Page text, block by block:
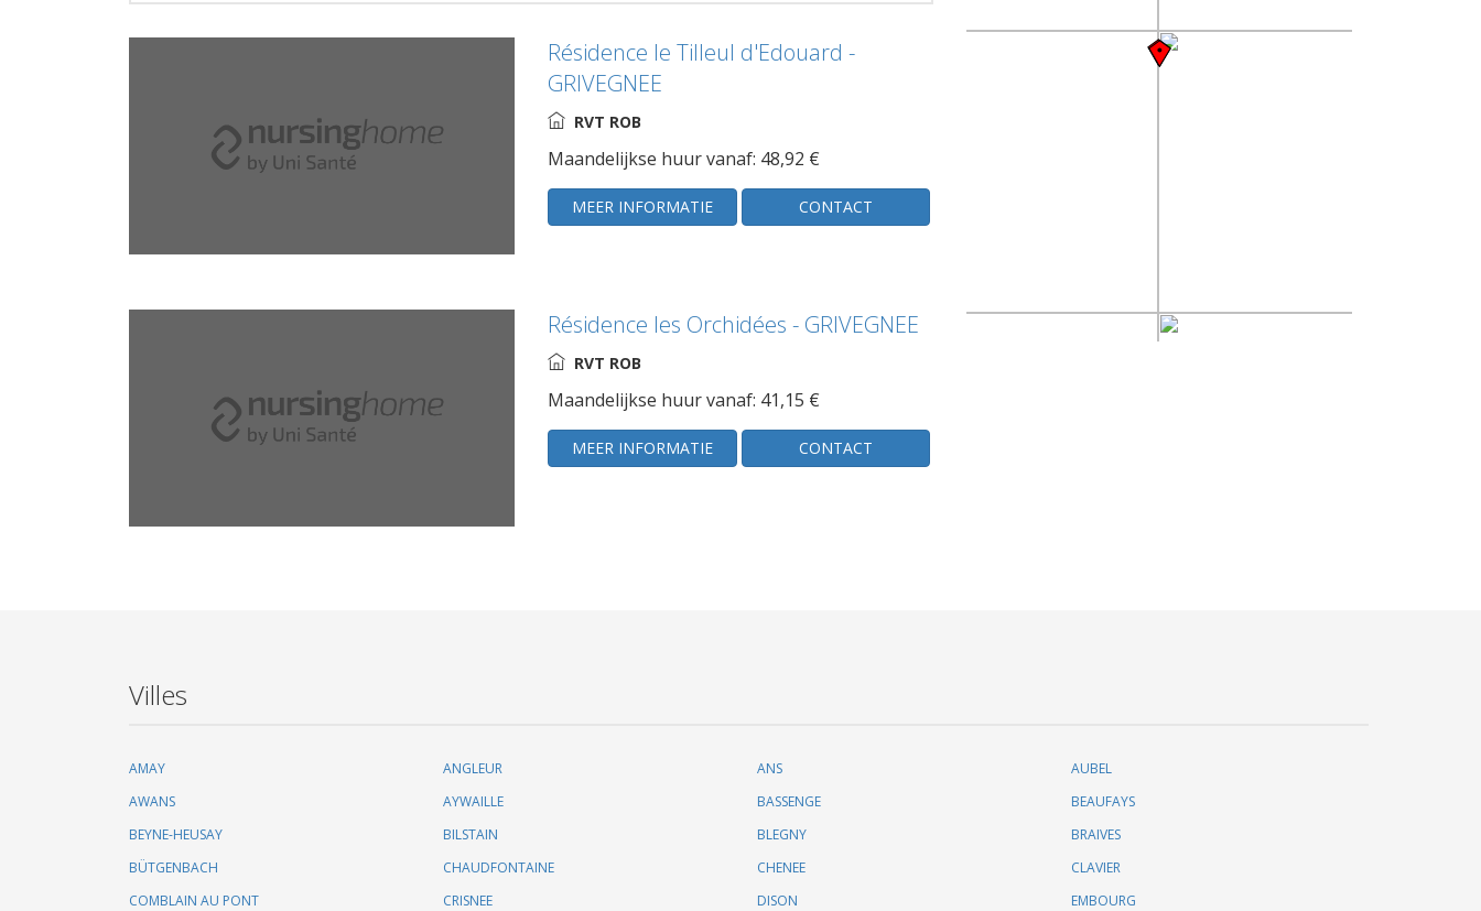
Résidence le Tilleul d'Edouard -
GRIVEGNEE
RVT ROB
Maandelijkse huur vanaf: 48,92 €
MEER INFORMATIE CONTACT
Résidence les Orchidées - GRIVEGNEE
RVT ROB
Maandelijkse huur vanaf: 41,15 €
MEER INFORMATIE CONTACT
Villes
AMAY ANGLEUR ANS
AUBEL
AWANS
AYWAILLE BASSENGE
BEAUFAYS
BEYNE-HEUSAY
BILSTAIN BLEGNY
BRAIVES
BÜTGENBACH
CHAUDFONTAINE CHENEE
CLAVIER
COMBLAIN AU PONT
CRISNEE DISON
EMBOURG